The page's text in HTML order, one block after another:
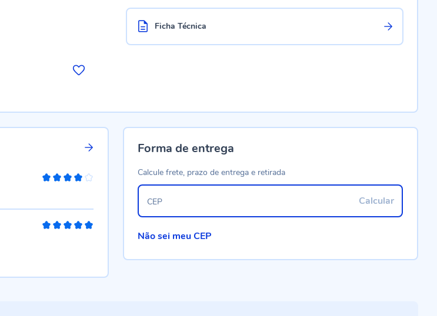
Ficha Técnica
Forma de entrega
Calcule frete, prazo de entrega e retirada
Calcular
CEP
Não sei meu CEP